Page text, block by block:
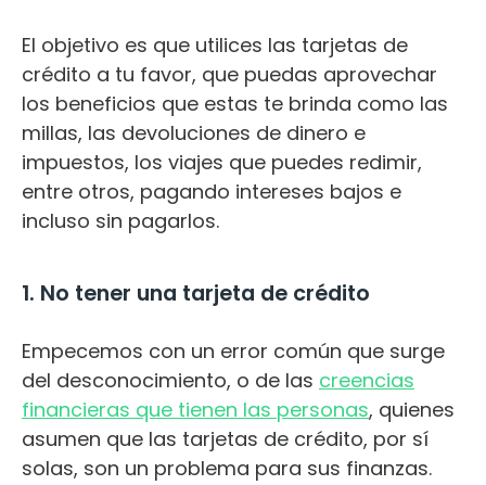
El objetivo es que utilices las tarjetas de
crédito a tu favor, que puedas aprovechar
los beneficios que estas te brinda como las
millas, las devoluciones de dinero e
impuestos, los viajes que puedes redimir,
entre otros, pagando intereses bajos e
incluso sin pagarlos.
1. No tener una tarjeta de crédito
Empecemos con un error común que surge
del desconocimiento, o de las creencias
financieras que tienen las personas, quienes
asumen que las tarjetas de crédito, por sí
solas, son un problema para sus finanzas.